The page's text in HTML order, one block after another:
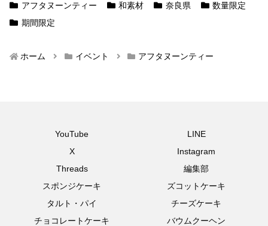
アフタヌーンティー 和素材 奈良県
数量限定
期間限定
ホーム イベント アフタヌーンティー
YouTube
LINE
X
Instagram
Threads
編集部
スポンジケーキ
ズコットケーキ
タルト・パイ
チーズケーキ
チョコレートケーキ
バウムクーヘン